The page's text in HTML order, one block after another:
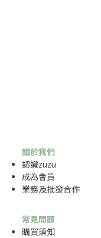
關於我們
認識zuzu
成為會員
業務及批發合作
常見問題
購買須知